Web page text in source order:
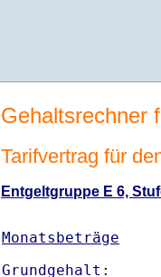
Gehaltsrechner
Tarifvertrag für
Entgeltgruppe E 6,
Monatsbeträge